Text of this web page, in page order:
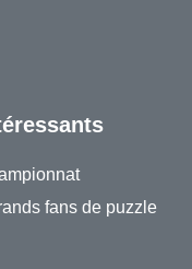
fans de puzzle